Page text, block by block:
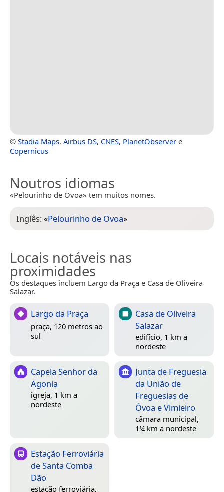
© Stadia Maps, Airbus DS, CNES, PlanetObserver e
Copernicus
Noutros idiomas
«Pelourinho de Ovoa» tem muitos nomes.
Inglês:«Pelourinho de Ovoa»
Locais notáveis nas
proximidades
Os destaques incluem Largo da Praça e Casa de Oliveira
Salazar.
Largo da Praça
praça, 120 metros ao
sul
Casa de Oliveira
Salazar
edifício, 1 km a
nordeste
Capela Senhor da
Agonia
igreja, 1 km a
nordeste
Junta de Freguesia
da União de
Freguesias de
Óvoa e Vimieiro
câmara municipal,
1¼ km a nordeste
Estação Ferroviária
de Santa Comba
Dão
estação ferroviária,